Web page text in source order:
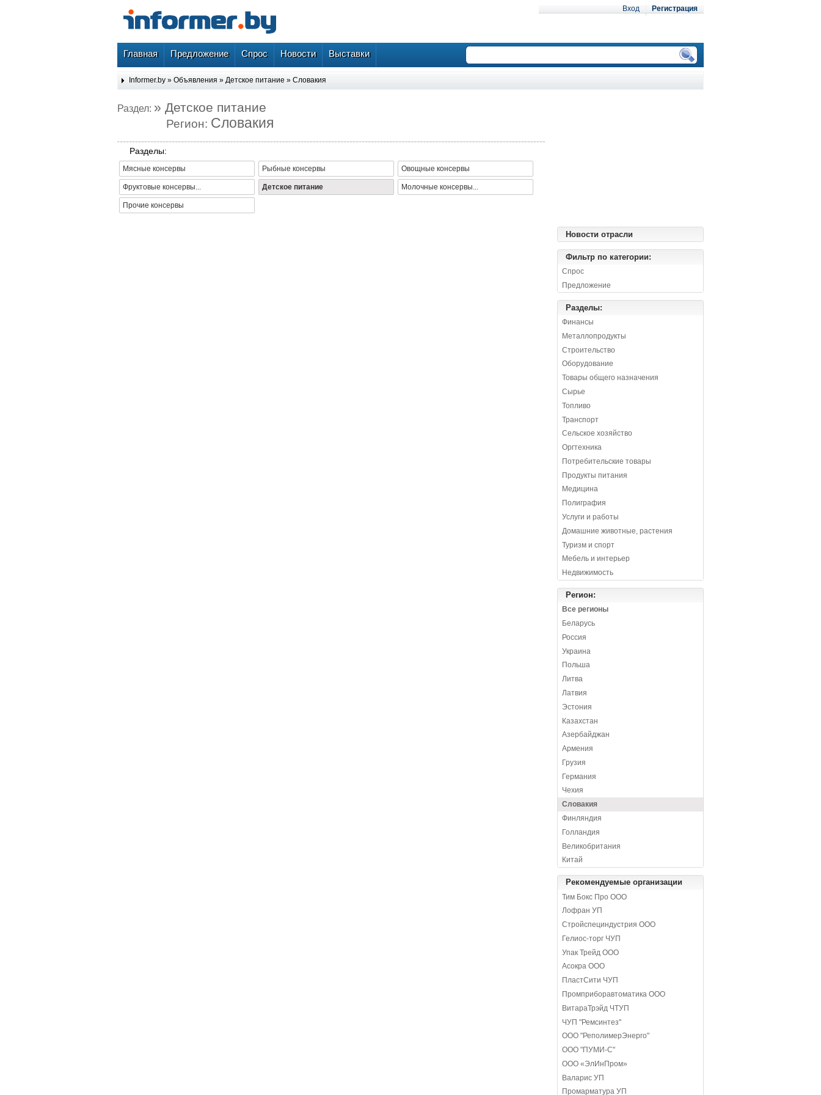
Вход Регистрация
Главная Предложение Спрос Новости Выставки
Informer.by » Объявления » Детское питание » Словакия
Раздел: » Детское питание
Регион: Словакия
Разделы:
Мясные консервы Рыбные консервы Овощные консервы
Фруктовые консервы... Детское питание Молочные консервы...
Прочие консервы
Новости отрасли
Фильтр по категории:
Спрос
Предложение
Разделы:
Финансы
Металлопродукты
Строительство
Оборудование
Товары общего назначения
Сырье
Топливо
Транспорт
Сельское хозяйство
Оргтехника
Потребительские товары
Продукты питания
Медицина
Полиграфия
Услуги и работы
Домашние животные, растения
Туризм и спорт
Мебель и интерьер
Недвижимость
Регион:
Все регионы
Беларусь
Россия
Украина
Польша
Литва
Латвия
Эстония
Казахстан
Азербайджан
Армения
Грузия
Германия
Чехия
Словакия
Финляндия
Голландия
Великобритания
Китай
Рекомендуемые организации
Тим Бокс Про ООО
Лофран УП
Стройспециндустрия ООО
Гелиос-торг ЧУП
Упак Трейд ООО
Асокра ООО
ПластСити ЧУП
Промприборавтоматика ООО
ВитараТрэйд ЧТУП
ЧУП "Ремсинтез"
ООО "РеполимерЭнерго"
ООО "ПУМИ-С"
ООО «ЭлИнПром»
Валарис УП
Промарматура УП